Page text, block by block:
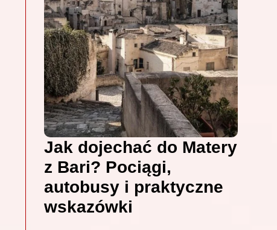
Jak dojechać do Matery
z Bari? Pociągi,
autobusy i praktyczne
wskazówki